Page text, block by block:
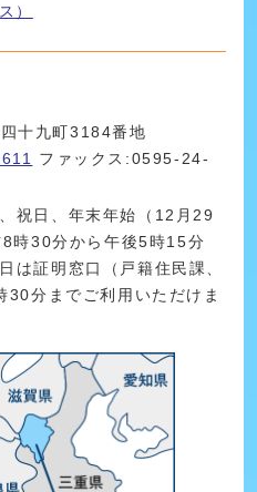
）
十九町3184番地
ファックス:0595-24-
祝日、年末年始（12月29
時30分から午後5時15分
は証明窓口（戸籍住民課、
30分までご利用いただけま